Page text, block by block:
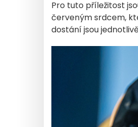
Pro tuto příležitost
červeným srdcem,
dostání jsou